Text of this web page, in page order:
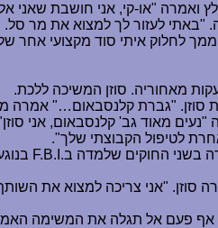
ואמרה "או-קי, אני חושבת שאני
"באתי לעזור לך למצוא את מר
לחלוק איתי סוד מקצועי אחר
מאחוריה. סוזן המשיכה ללכת.
"גברת קלנסבאום…" אמרה
מאוד גב' קלנסבאום, אני
לטיפול הקבוצתי שלך".
בשני החוקים שלמדה בF.B.I.
סוזן. "אני צריכה למצוא את
אף פעם אל תגלה את המשימה